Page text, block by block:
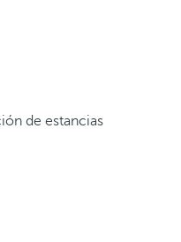
de estancias